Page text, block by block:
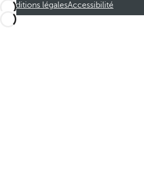
Conditions légalesAccessibilité